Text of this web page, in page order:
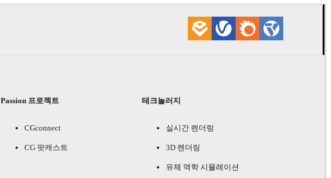
Passion 프로젝트
CGconnect
CG 팟캐스트
테크놀러지
실시간 렌더링
3D 렌더링
유체 역학 시뮬레이션